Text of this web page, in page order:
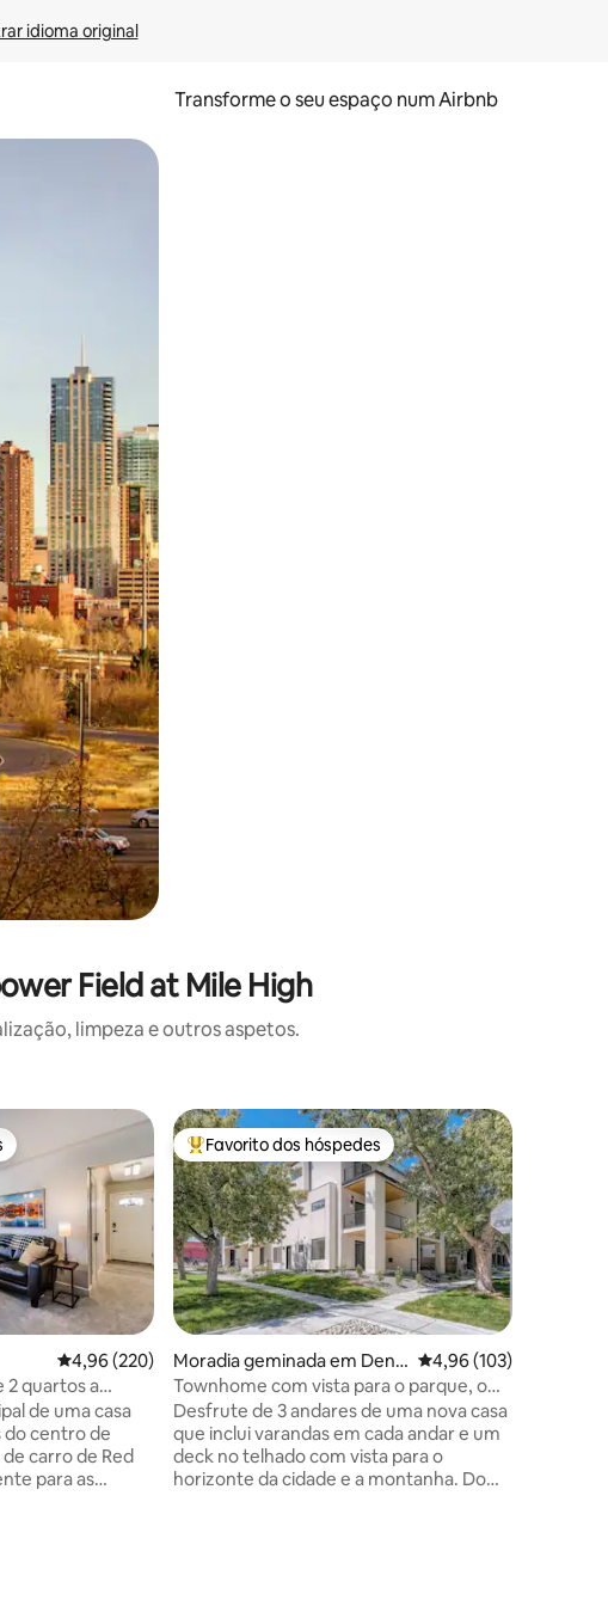
idioma original
Transforme o seu espaço num Airbnb
gestos de toque ou deslize.
Field at Mile High
limpeza e outros aspetos.
197avaliações
Classificação média de 4,96 em 5 estrelas, 220avaliações
4,96 (220)
2 quartos a
de Denver
de uma casa
do centro de
carro de Red
para as
Favoritos dos hóspedes mais apreciados
Favorito dos hóspedes
Moradia geminada em Denv
er
Classificação média
4,96 (103)
Townhome com vista para o parque, o
horizonte e a montanha!
Desfrute de 3 andares de uma nova casa
que inclui varandas em cada andar e um
deck no telhado com vista para o
horizonte da cidade e a montanha. Do